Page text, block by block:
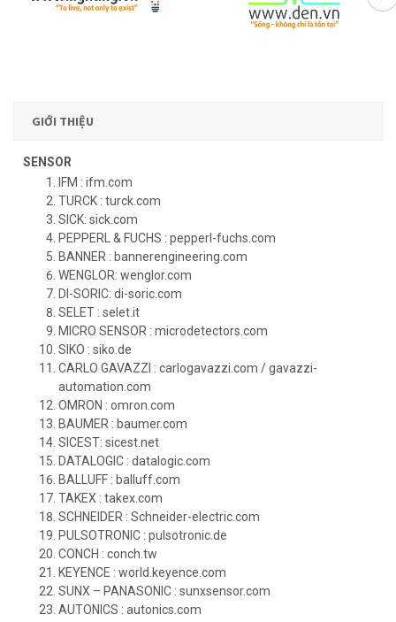
GIỚI THIỆU
SENSOR
IFM : ifm.com
TURCK : turck.com
SICK: sick.com
PEPPERL & FUCHS : pepperl-fuchs.com
BANNER : bannerengineering.com
WENGLOR: wenglor.com
DI-SORIC: di-soric.com
SELET : selet.it
MICRO SENSOR : microdetectors.com
SIKO : siko.de
CARLO GAVAZZI : carlogavazzi.com / gavazzi-
automation.com
OMRON : omron.com
BAUMER : baumer.com
SICEST: sicest.net
DATALOGIC : datalogic.com
BALLUFF : balluff.com
TAKEX : takex.com
SCHNEIDER : Schneider-electric.com
PULSOTRONIC : pulsotronic.de
CONCH : conch.tw
KEYENCE : world.keyence.com
SUNX – PANASONIC : sunxsensor.com
AUTONICS : autonics.com